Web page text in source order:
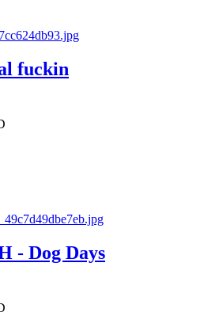
fuckin
- Dog Days